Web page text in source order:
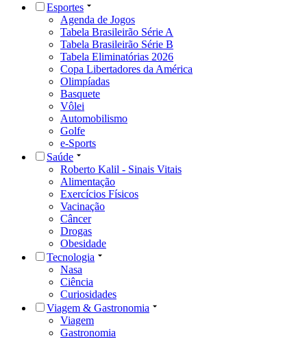
Esportes
Agenda de Jogos
Tabela Brasileirão Série A
Tabela Brasileirão Série B
Tabela Eliminatórias 2026
Copa Libertadores da América
Olimpíadas
Basquete
Vôlei
Automobilismo
Golfe
e-Sports
Saúde
Roberto Kalil - Sinais Vitais
Alimentação
Exercícios Físicos
Vacinação
Câncer
Drogas
Obesidade
Tecnologia
Nasa
Ciência
Curiosidades
Viagem & Gastronomia
Viagem
Gastronomia